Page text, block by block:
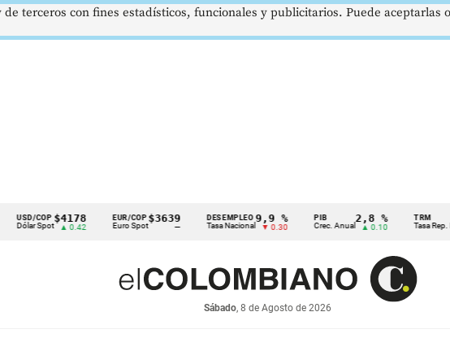
COP
Spot
$4178
▲ 0.42
EUR/COP
Euro Spot
$3639
—
DESEMPLEO
Tasa Nacional
9,9 %
▼ 0.30
PIB
Crec. Anual
2,8 %
▲ 0.10
TRM
Tasa Rep.
Sábado, 8 de Agosto de 2026
terceros con fines estadísticos, funcionales y publicitarios. Puede aceptarlas